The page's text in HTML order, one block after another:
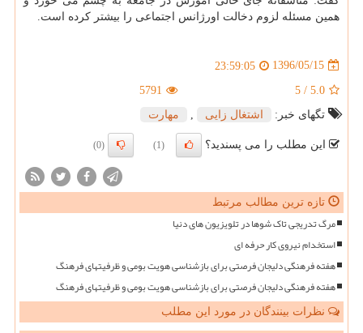
همین مسئله لزوم دخالت اورژانس اجتماعی را بیشتر كرده است.
1396/05/15
23:59:05
5.0
/
5
5791
تگهای خبر:
اشتغال زایی مهارت
این مطلب را می پسندید؟ (1)
(0)
تازه ترین مطالب مرتبط
مرگ تدریجی تاک شوها در تلویزیون های دنیا
استخدام نیروی کار حرفه ای
هفته فرهنگی دلیجان فرصتی برای بازشناسی هویت بومی و ظرفیتهای فرهنگ
هفته فرهنگی دلیجان فرصتی برای بازشناسی هویت بومی و ظرفیتهای فرهنگ
نظرات بینندگان در مورد این مطلب